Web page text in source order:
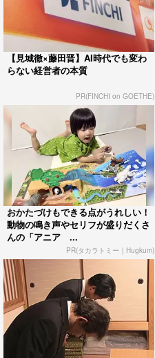
【見城徹×藤田晋】AI時代でも変わ
らない経営者の本質
PR(FINCHI on GOETHE)
おかたづけもできる点がうれしい！
動物の鳴き声やセリフが盛りだくさ
んの「アニア ...
PR(タカラトミー｜Hugkum)